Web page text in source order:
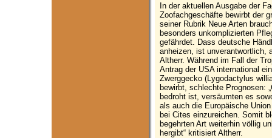
In der aktuellen Ausgabe der
Zoofachgeschäfte bewirbt der
seiner Rubrik Neue Arten
besonders unkomplizierten
gefährdet. Dass deutsche
anheizen, ist unverantwortlich,
Altherr. Während im Fall der
Antrag der USA international
Zwerggecko (Lygodactylus
bewirbt, schlechte Prognosen:
bedroht ist, versäumten es
als auch die Europäische
bei Cites einzureichen. Somit
begehrten Art weiterhin völlig
hergibt“ kritisiert Altherr.